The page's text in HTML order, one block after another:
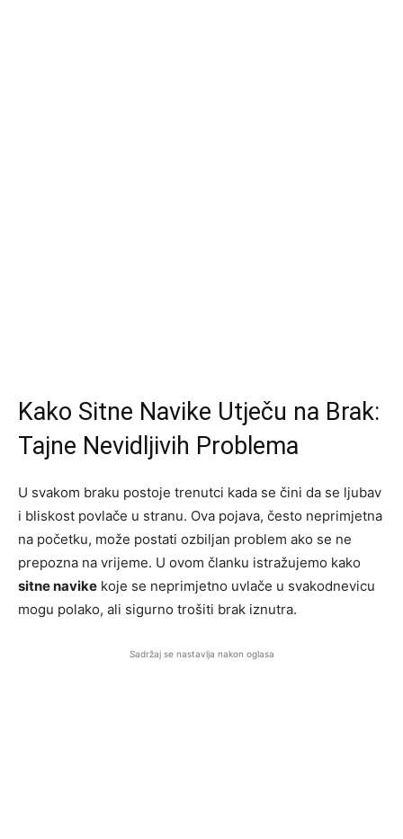
Kako Sitne Navike Utječu na Brak:
Tajne Nevidljivih Problema
U svakom braku postoje trenutci kada se čini da se ljubav
i bliskost povlače u stranu. Ova pojava, često neprimjetna
na početku, može postati ozbiljan problem ako se ne
prepozna na vrijeme. U ovom članku istražujemo kako
sitne navike koje se neprimjetno uvlače u svakodnevicu
mogu polako, ali sigurno trošiti brak iznutra.
Sadržaj se nastavlja nakon oglasa